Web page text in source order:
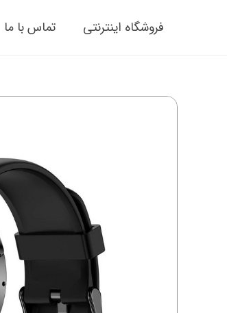
فروشگاه اینترنتی تماس با ما